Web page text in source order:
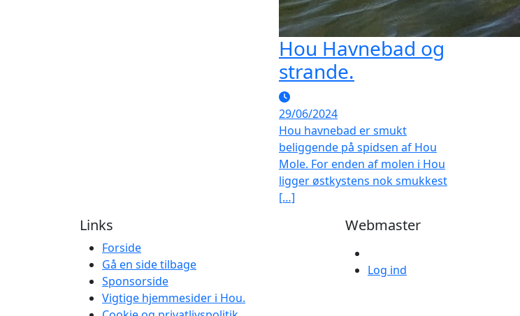
Hou Havnebad og
strande.
29/06/2024
Hou havnebad er smukt
beliggende på spidsen af Hou
Mole. For enden af molen i Hou
ligger østkystens nok smukkest
[…]
Links
Forside
Gå en side tilbage
Sponsorside
Vigtige hjemmesider i Hou.
Webmaster
Log ind